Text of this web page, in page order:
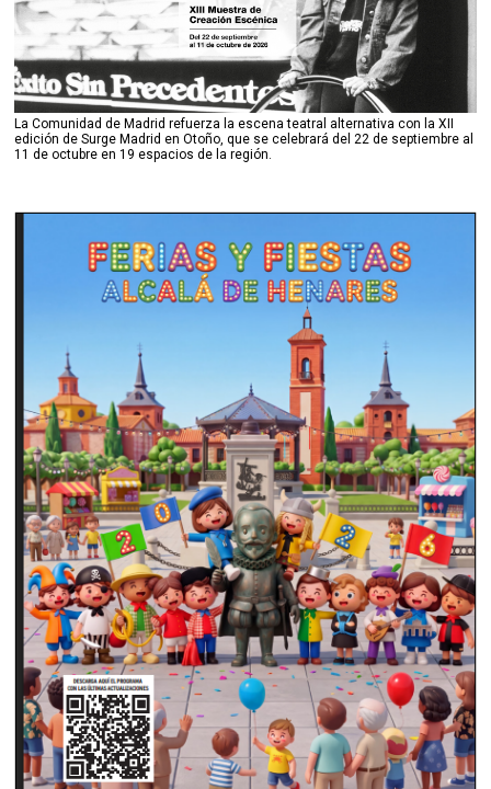
La Comunidad de Madrid refuerza la escena teatral alternativa con la XII
edición de Surge Madrid en Otoño, que se celebrará del 22 de septiembre al
11 de octubre en 19 espacios de la región.